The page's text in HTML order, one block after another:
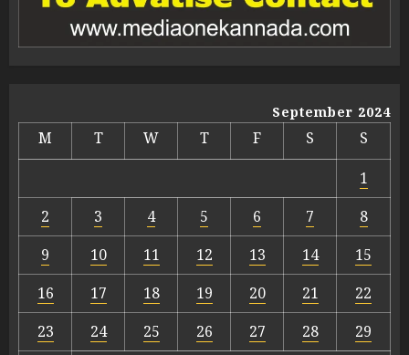
September 2024
M T W T F S
S
1
2
3 4 5 6 7
8
9
10 11 12 13 14
15
16
17 18 19 20 21
22
23
24 25 26 27 28
29